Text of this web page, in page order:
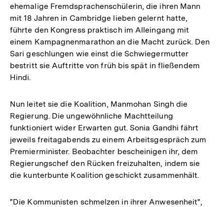
ehemalige Fremdsprachenschülerin, die ihren Mann
mit 18 Jahren in Cambridge lieben gelernt hatte,
führte den Kongress praktisch im Alleingang mit
einem Kampagnenmarathon an die Macht zurück. Den
Sari geschlungen wie einst die Schwiegermutter
bestritt sie Auftritte von früh bis spät in fließendem
Hindi.
Nun leitet sie die Koalition, Manmohan Singh die
Regierung. Die ungewöhnliche Machtteilung
funktioniert wider Erwarten gut. Sonia Gandhi fährt
jeweils freitagabends zu einem Arbeitsgespräch zum
Premierminister. Beobachter bescheinigen ihr, dem
Regierungschef den Rücken freizuhalten, indem sie
die kunterbunte Koalition geschickt zusammenhält.
"Die Kommunisten schmelzen in ihrer Anwesenheit",